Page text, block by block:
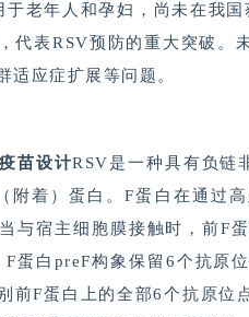
于老年人和孕妇，尚未在我
代表RSV预防的重大突破。
适应症扩展等问题。
苗设计RSV是一种具有负链
附着）蛋白。F蛋白在通过
当与宿主细胞膜接触时，前F
F蛋白preF构象保留6个抗原
前F蛋白上的全部6个抗原位